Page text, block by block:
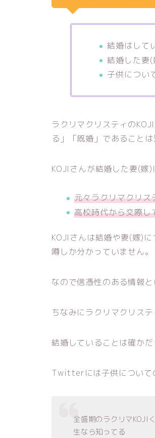
結婚はして
結婚した妻
子供につい
ラクリマクリスティの
る」「既婚」であること
KOJIさんが結婚した妻(嫁)
元々ラクリマクリ
高校時代から交際し
KOJIさんは結婚や妻(嫁)
噂しか分かっていません。
なので信憑性のある情報
ちなみにラクリマクリス
結婚していることは確か
Twitterには子供について
全盛期のラクリマKOJI
生なら知ってる